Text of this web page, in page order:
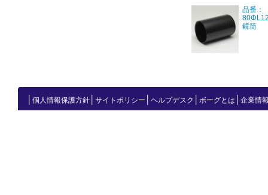
品番：
鏡筒
個人情報保護方針 サイトポリシー ヘルプデスク ボーグとは 企業情